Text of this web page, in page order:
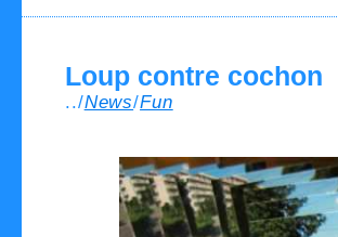
Loup contre cochon
../News/Fun